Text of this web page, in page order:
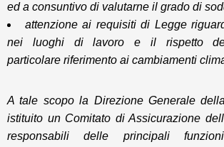
ed a consuntivo di valutarne il grado di
attenzione ai requisiti di Legge
nei luoghi di lavoro e il rispetto
particolare riferimento ai cambiamenti
A tale scopo la Direzione Generale
istituito un Comitato di Assicurazione
responsabili delle principali